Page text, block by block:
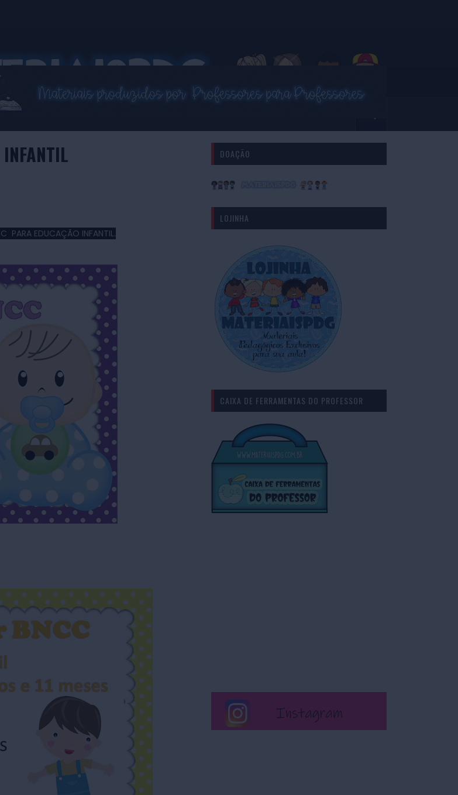
ASSISTENTE VIRTUAL
PARA EDUCAÇÃO INFANTIL.
DOAÇÃO
LOJINHA
CAIXA DE FERRAMENTAS DO PROFESSOR